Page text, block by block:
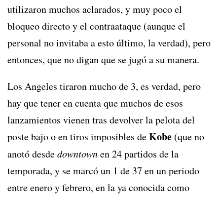
utilizaron muchos aclarados, y muy poco el
bloqueo directo y el contraataque (aunque el
personal no invitaba a esto último, la verdad), pero
entonces, que no digan que se jugó a su manera.
Los Angeles tiraron mucho de 3, es verdad, pero
hay que tener en cuenta que muchos de esos
lanzamientos vienen tras devolver la pelota del
poste bajo o en tiros imposibles deKobe (que no
anotó desdedowntownen 24 partidos de la
temporada, y se marcó un 1 de 37 en un periodo
entre enero y febrero, en la ya conocida como